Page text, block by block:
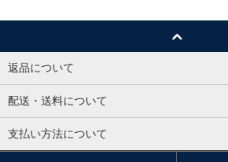
返品について
配送・送料について
支払い方法について